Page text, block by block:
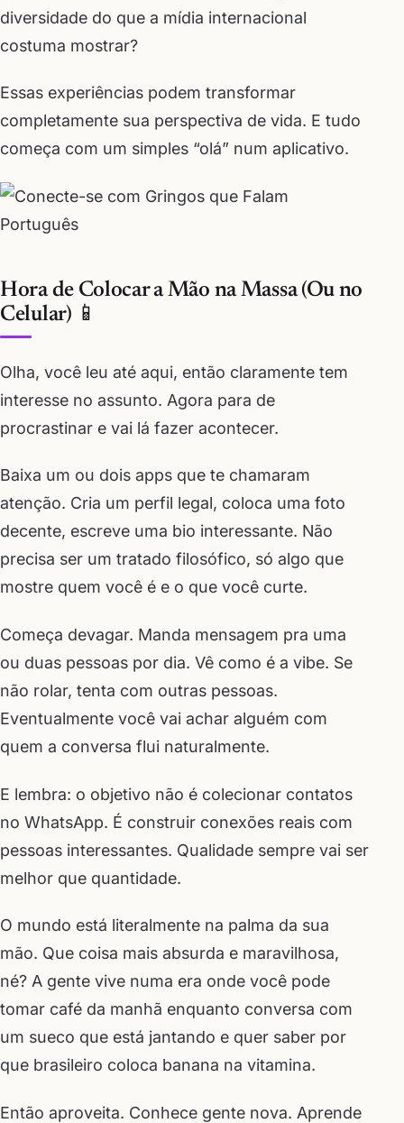
diversidade do que a mídia internacional
costuma mostrar?
Essas experiências podem transformar
completamente sua perspectiva de vida. E tudo
começa com um simples “olá” num aplicativo.
Hora de Colocar a Mão na Massa (Ou no
Celular) 📱
Olha, você leu até aqui, então claramente tem
interesse no assunto. Agora para de
procrastinar e vai lá fazer acontecer.
Baixa um ou dois apps que te chamaram
atenção. Cria um perfil legal, coloca uma foto
decente, escreve uma bio interessante. Não
precisa ser um tratado filosófico, só algo que
mostre quem você é e o que você curte.
Começa devagar. Manda mensagem pra uma
ou duas pessoas por dia. Vê como é a vibe. Se
não rolar, tenta com outras pessoas.
Eventualmente você vai achar alguém com
quem a conversa flui naturalmente.
E lembra: o objetivo não é colecionar contatos
no WhatsApp. É construir conexões reais com
pessoas interessantes. Qualidade sempre vai ser
melhor que quantidade.
O mundo está literalmente na palma da sua
mão. Que coisa mais absurda e maravilhosa,
né? A gente vive numa era onde você pode
tomar café da manhã enquanto conversa com
um sueco que está jantando e quer saber por
que brasileiro coloca banana na vitamina.
Então aproveita. Conhece gente nova. Aprende